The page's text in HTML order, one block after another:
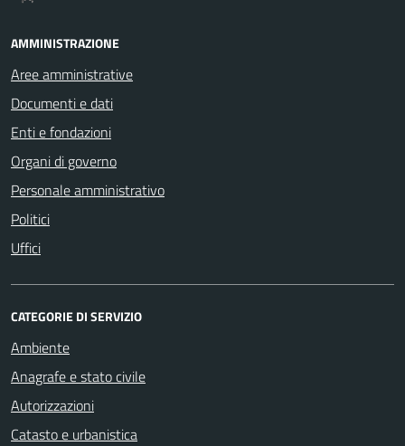
AMMINISTRAZIONE
Aree amministrative
Documenti e dati
Enti e fondazioni
Organi di governo
Personale amministrativo
Politici
Uffici
CATEGORIE DI SERVIZIO
Ambiente
Anagrafe e stato civile
Autorizzazioni
Catasto e urbanistica